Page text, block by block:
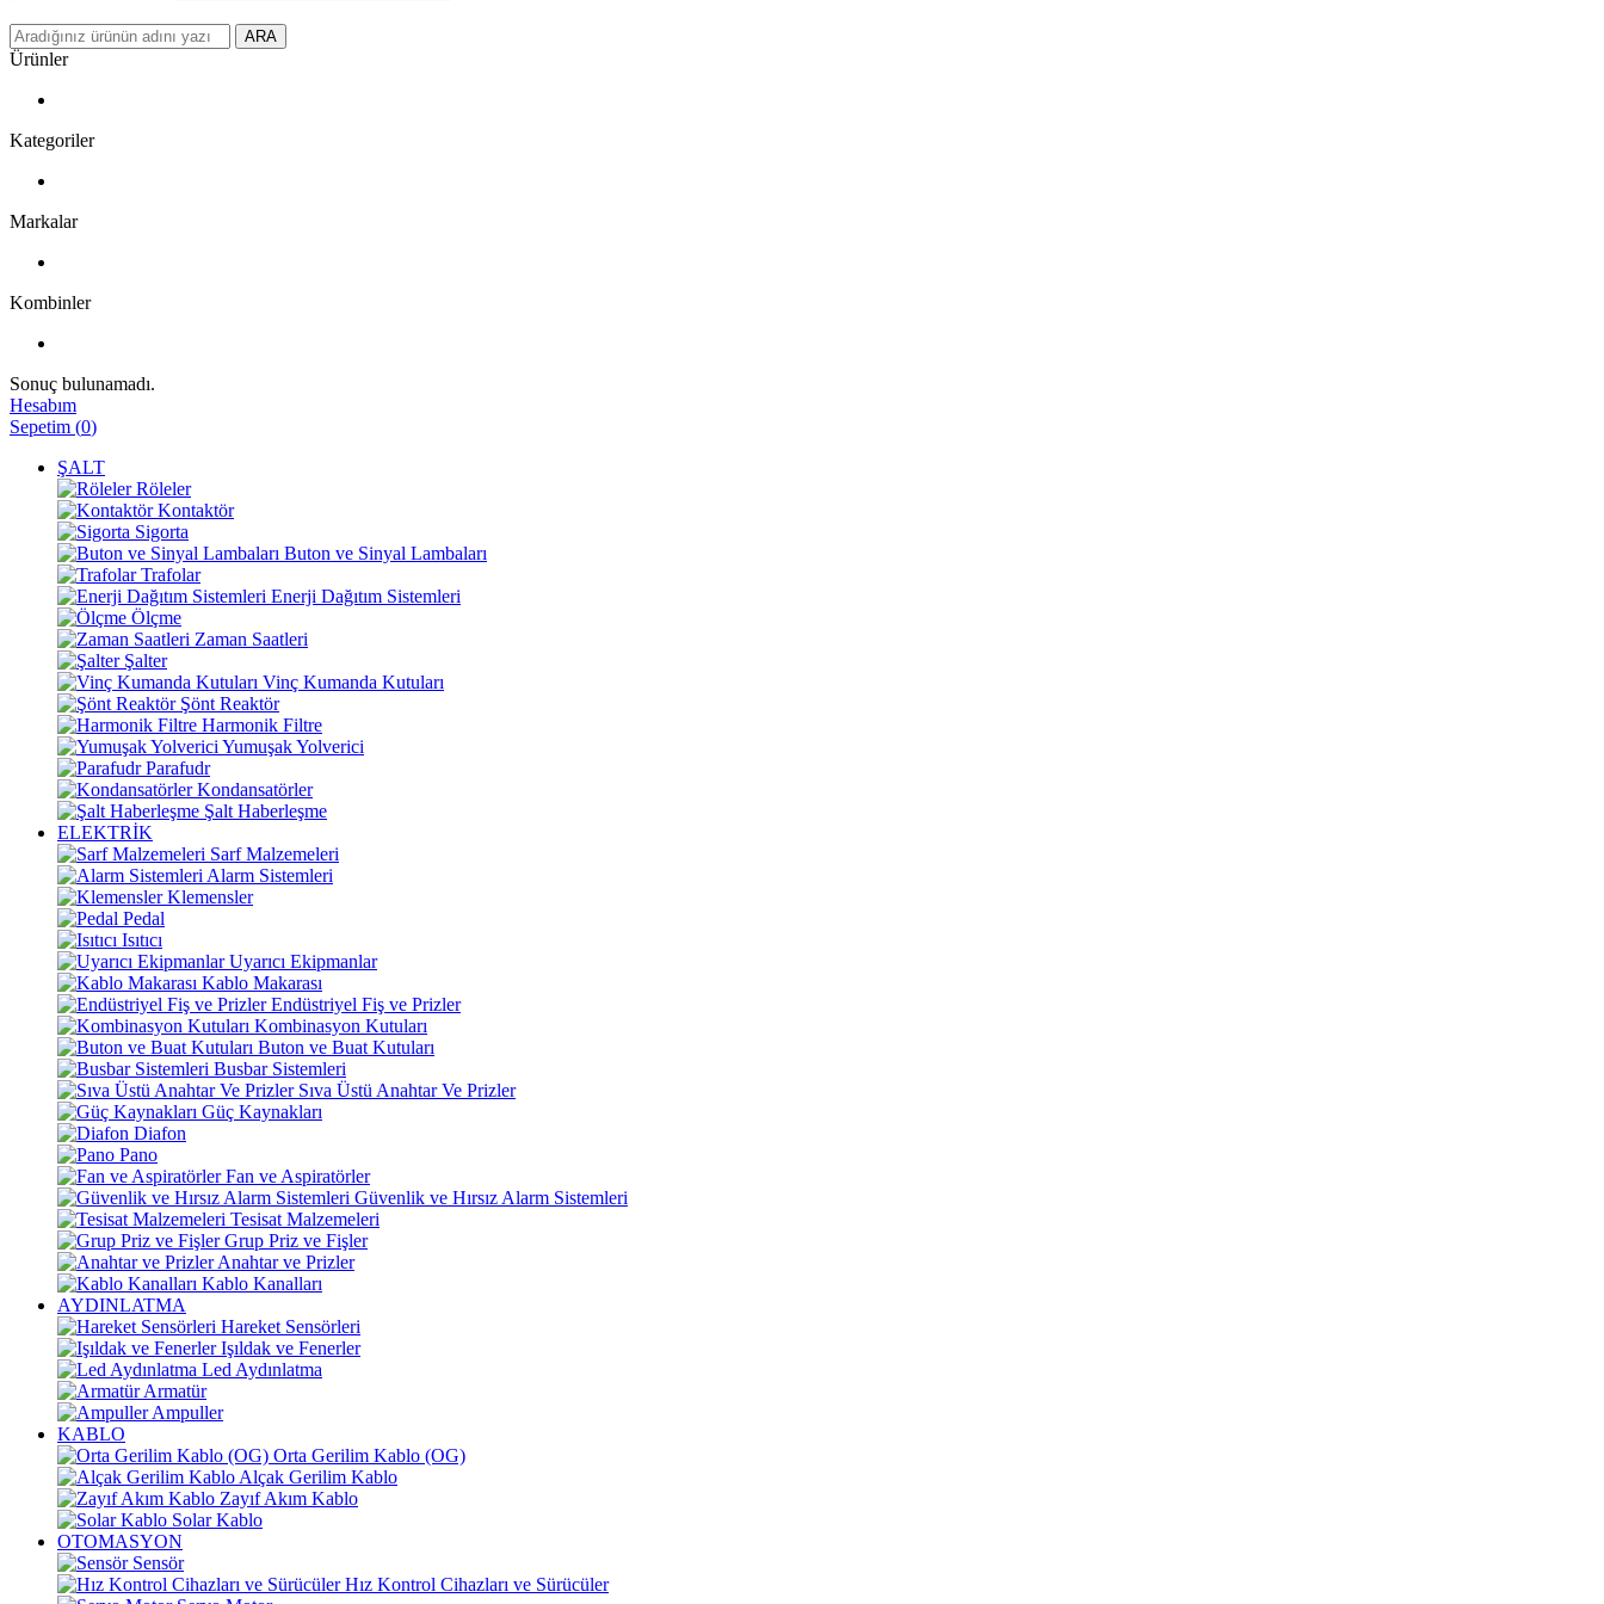
ARA
Ürünler
Kategoriler
Markalar
Kombinler
Sonuç bulunamadı.
Hesabım
Sepetim (0)
ŞALT
Röleler
Kontaktör
Sigorta
Buton ve Sinyal Lambaları
Trafolar
Enerji Dağıtım Sistemleri
Ölçme
Zaman Saatleri
Şalter
Vinç Kumanda Kutuları
Şönt Reaktör
Harmonik Filtre
Yumuşak Yolverici
Parafudr
Kondansatörler
Şalt Haberleşme
ELEKTRİK
Sarf Malzemeleri
Alarm Sistemleri
Klemensler
Pedal
Isıtıcı
Uyarıcı Ekipmanlar
Kablo Makarası
Endüstriyel Fiş ve Prizler
Kombinasyon Kutuları
Buton ve Buat Kutuları
Busbar Sistemleri
Sıva Üstü Anahtar Ve Prizler
Güç Kaynakları
Diafon
Pano
Fan ve Aspiratörler
Güvenlik ve Hırsız Alarm Sistemleri
Tesisat Malzemeleri
Grup Priz ve Fişler
Anahtar ve Prizler
Kablo Kanalları
AYDINLATMA
Hareket Sensörleri
Işıldak ve Fenerler
Led Aydınlatma
Armatür
Ampuller
KABLO
Orta Gerilim Kablo (OG)
Alçak Gerilim Kablo
Zayıf Akım Kablo
Solar Kablo
OTOMASYON
Sensör
Hız Kontrol Cihazları ve Sürücüler